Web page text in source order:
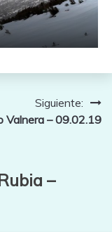
Siguiente:
Valnera – 09.02.19
–